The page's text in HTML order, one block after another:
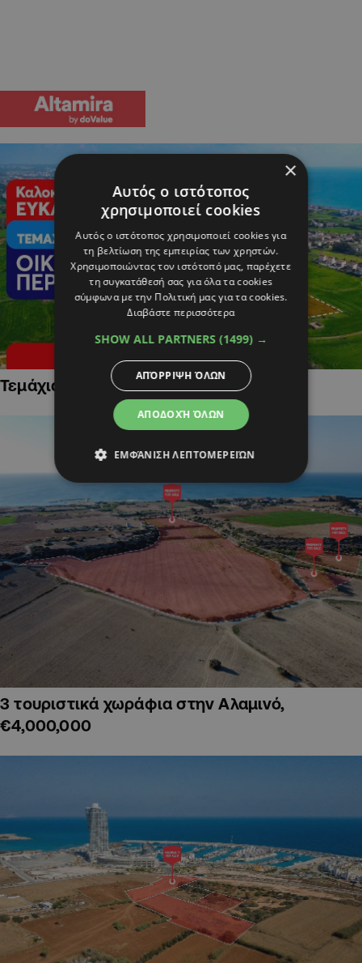
Τεμάχια Γης σε Οικιστικές Περιοχές
3 τουριστικά χωράφια στην Αλαμινό,
€4,000,000
×
Αυτός ο ιστότοπος
χρησιμοποιεί cookies
Αυτός ο ιστότοπος χρησιμοποιεί cookies για
τη βελτίωση της εμπειρίας των χρηστών.
Χρησιμοποιώντας τον ιστότοπό μας, παρέχετε
τη συγκατάθεσή σας για όλα τα cookies
σύμφωνα με την Πολιτική μας για τα cookies.
Διαβάστε περισσότερα
SHOW ALL PARTNERS (1499) →
ΑΠΟΔΟΧΉ ΌΛΩΝ
ΑΠΌΡΡΙΨΗ ΌΛΩΝ
ΕΜΦΆΝΙΣΗ ΛΕΠΤΟΜΕΡΕΙΏΝ